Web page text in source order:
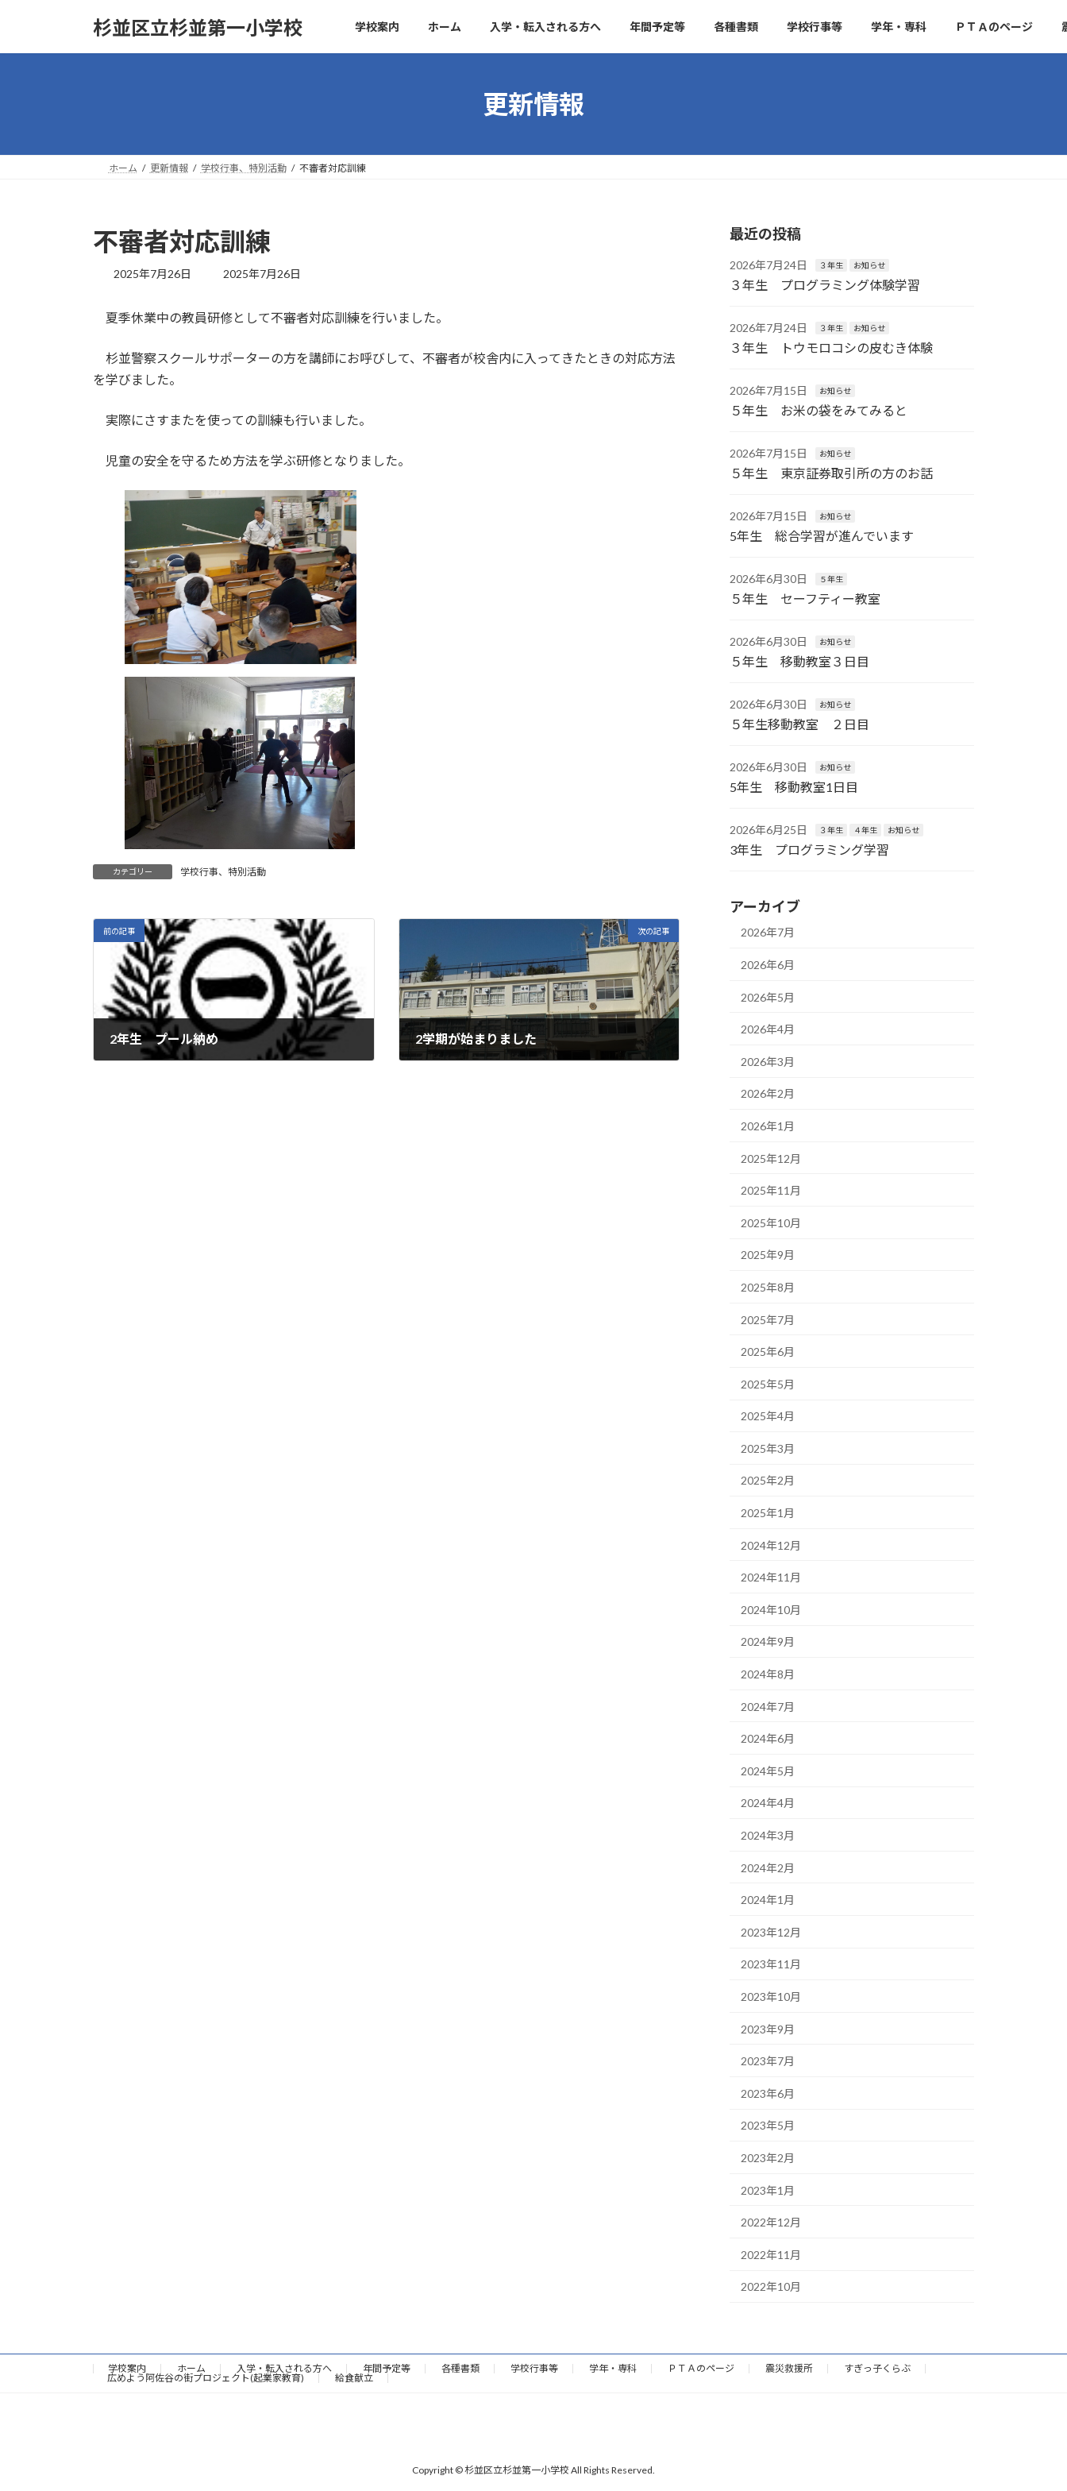
杉並区立杉並第一小学校 学校案内 ホーム 入学・転入される方へ 年間予定等 各種書類 学校行事等 学年・専科 ＰＴＡのページ
更新情報
ホーム 更新情報 学校行事、特別活動 不審者対応訓練
不審者対応訓練
2025年7月26日
最
新
時
:
2025年7月26日
夏季休業中の教員研修として不審者対応訓練を行いました。
杉並警察スクールサポーターの方を講師にお呼びして、不審者が校舎内に入ってきたときの対応方法
を学びました。
実際にさすまたを使っての訓練も行いました。
児童の安全を守るため方法を学ぶ研修となりました。
カテゴリー 学校行事、特別活動
前の記事
2年生 プール納め
次の記事
2学期が始まりました
最近の投稿
2026年7月24日 ３年生 お知らせ
３年生 プログラミング体験学習
2026年7月24日 ３年生 お知らせ
３年生 トウモロコシの皮むき体験
2026年7月15日 お知らせ
５年生 お米の袋をみてみると
2026年7月15日 お知らせ
５年生 東京証券取引所の方のお話
2026年7月15日 お知らせ
5年生 総合学習が進んでいます
2026年6月30日 ５年生
５年生 セーフティー教室
2026年6月30日 お知らせ
５年生 移動教室３日目
2026年6月30日 お知らせ
５年生移動教室 ２日目
2026年6月30日 お知らせ
5年生 移動教室1日目
2026年6月25日 ３年生 ４年生 お知らせ
3年生 プログラミング学習
アーカイブ
2026年7月
2026年6月
2026年5月
2026年4月
2026年3月
2026年2月
2026年1月
2025年12月
2025年11月
2025年10月
2025年9月
2025年8月
2025年7月
2025年6月
2025年5月
2025年4月
2025年3月
2025年2月
2025年1月
2024年12月
2024年11月
2024年10月
2024年9月
2024年8月
2024年7月
2024年6月
2024年5月
2024年4月
2024年3月
2024年2月
2024年1月
2023年12月
2023年11月
2023年10月
2023年9月
2023年7月
2023年6月
2023年5月
2023年2月
2023年1月
2022年12月
2022年11月
2022年10月
学校案内 ホーム 入学・転入される方へ 年間予定等 各種書類 学校行事等 学年・専科 ＰＴＡのページ 震災救援所
すぎっ子くらぶ
広めよう阿佐谷の街プロジェクト(起業家教育)
給食献立
Copyright © 杉並区立杉並第一小学校 All Rights Reserved.